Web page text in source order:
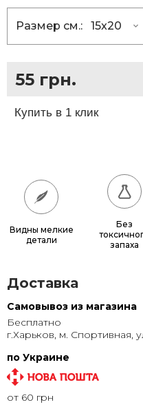
Размер см.: 15x2015x20
50x60
50x70
60x80
55 грн.
Видны мелкие
детали
Без
запаха
Доставка
Самовывоз из магазина
Бесплатно
г.Харьков, м. Спортивная,
по Украине
от 60 грн